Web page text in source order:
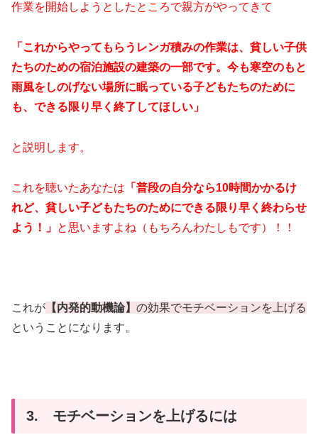
作業を開始しようとしたところで親方がやってきて
「これからやってもらうレンガ積みの作業は、貧しい子供
たちのための宿泊施設の建築の一部です。今も寒空のもと
雨風をしのげない場所に眠っている子どもたちのために
も、できる限り早く終了してほしい」
と説明します。
これを聴いたあなたは 「普段の自分なら10時間かかるけ
れど、貧しい子どもたちのためにできる限り早く終わらせ
よう！」 と思いますよね（もちろんわたしもです）！！
これが 【内発的動機論】 の効果でモチベーションを上げる
ということになります。
3. モチベーションを上げるには